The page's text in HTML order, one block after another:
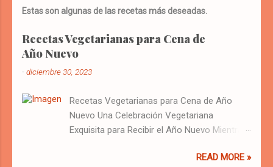
Estas son algunas de las recetas más deseadas.
Recetas Vegetarianas para Cena de
Año Nuevo
-diciembre 30, 2023
Recetas Vegetarianas para Cena de Año
Nuevo Una Celebración Vegetariana
Exquisita para Recibir el Año Nuevo Mientras
últimas horas del año se desvanecen, nos
READ MORE »